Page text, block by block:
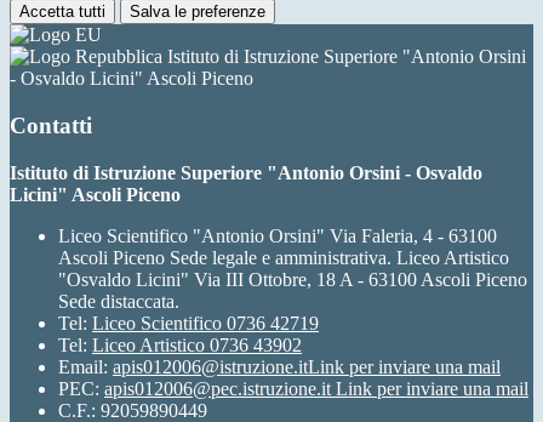
Accetta tutti Salva le preferenze
Istituto di Istruzione Superiore "Antonio Orsini
- Osvaldo Licini" Ascoli Piceno
Contatti
Istituto di Istruzione Superiore "Antonio Orsini - Osvaldo
Licini" Ascoli Piceno
Liceo Scientifico "Antonio Orsini" Via Faleria, 4 - 63100
Ascoli Piceno Sede legale e amministrativa. Liceo Artistico
"Osvaldo Licini" Via III Ottobre, 18 A - 63100 Ascoli Piceno
Sede distaccata.
Tel: Liceo Scientifico 0736 42719
Tel: Liceo Artistico 0736 43902
Email: apis012006@istruzione.itLink per inviare una mail
PEC: apis012006@pec.istruzione.it Link per inviare una mail
C.F.: 92059890449